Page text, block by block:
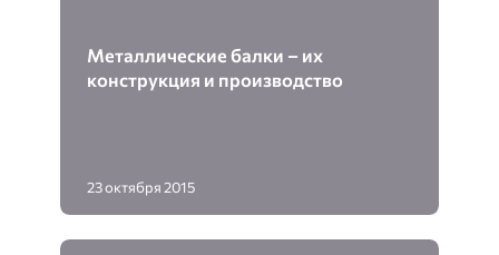
Металлические балки – их
конструкция и производство
23 октября 2015